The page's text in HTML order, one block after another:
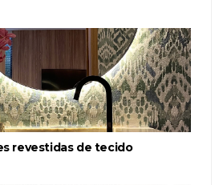
revestidas de tecido